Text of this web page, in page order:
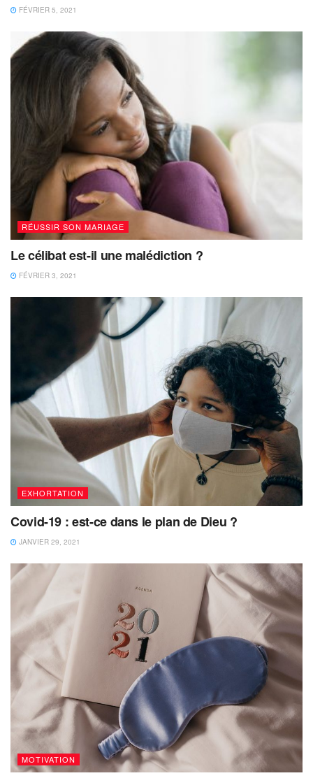
FÉVRIER 5, 2021
RÉUSSIR SON MARIAGE
Le célibat est-il une malédiction ?
FÉVRIER 3, 2021
EXHORTATION
Covid-19 : est-ce dans le plan de Dieu ?
JANVIER 29, 2021
MOTIVATION